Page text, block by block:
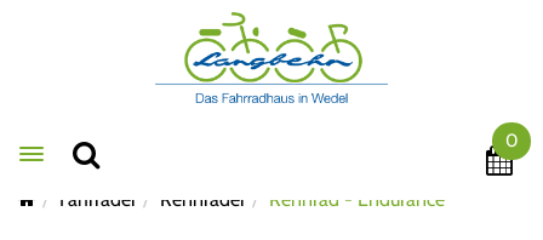
Toggle navigation
0
Fahrräder Rennräder Rennrad - Endurance